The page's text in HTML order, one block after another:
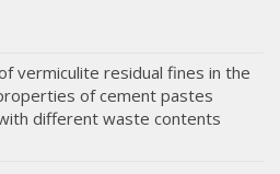
vermiculite residual fines in the
of cement pastes
different waste contents